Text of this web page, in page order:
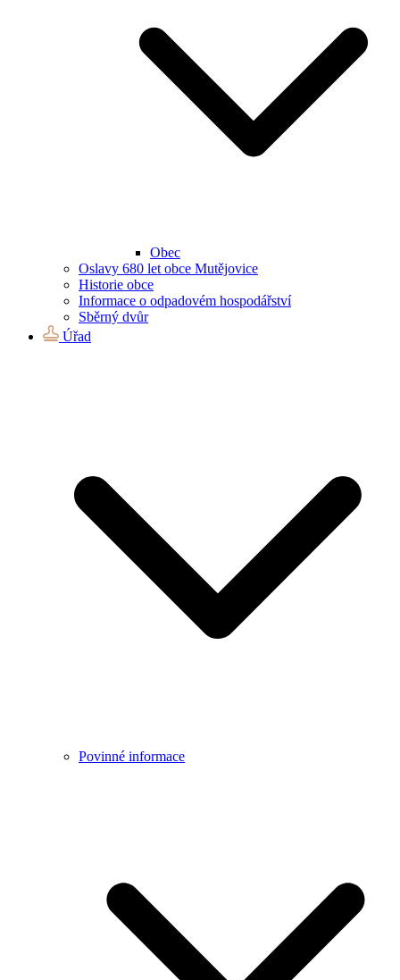
Obec
Oslavy 680 let obce Mutějovice
Historie obce
Informace o odpadovém hospodářství
Sběrný dvůr
Úřad
Povinné informace